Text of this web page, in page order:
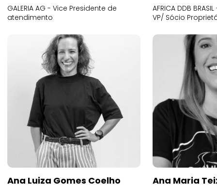
GALERIA AG - Vice Presidente de
atendimento
AFRICA DDB
VP/ Sócio
Ana Luiza Gomes Coelho Ana Maria